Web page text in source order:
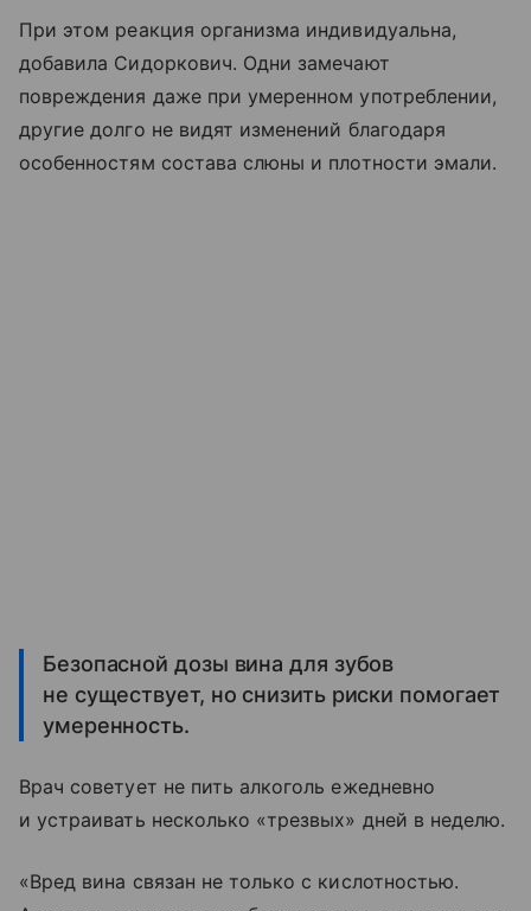
При этом реакция организма индивидуальна,
добавила Сидоркович. Одни замечают
повреждения даже при умеренном употреблении,
другие долго не видят изменений благодаря
особенностям состава слюны и плотности эмали.
Безопасной дозы вина для зубов
не существует, но снизить риски помогает
умеренность.
Врач советует не пить алкоголь ежедневно
и устраивать несколько «трезвых» дней в неделю.
«Вред вина связан не только с кислотностью.